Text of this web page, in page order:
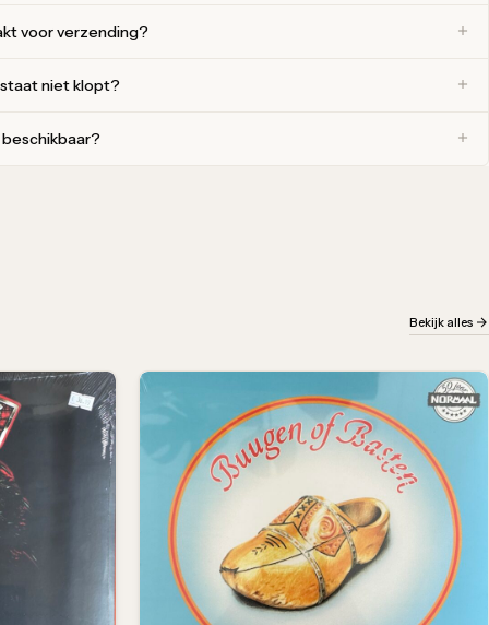
voor verzending?
niet klopt?
Bekijk alles